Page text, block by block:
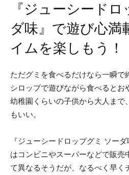
『ジューシード
ダ味』で遊び心満
イムを楽しもう！
ただグミを食べるだけなら一瞬で
シロップで遊びながら食べるとお
幼稚園くらいの子供から大人まで
もいい。
『ジューシードロップグミ ソー
はコンビニやスーパーなどで販売
て異なるそうだが、なるべく早く